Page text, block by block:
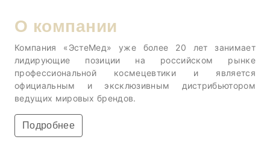
О компании
Компания «ЭстеМед» уже более 20 лет занимает
лидирующие позиции на российском рынке
профессиональной космецевтики и является
официальным и эксклюзивным дистрибьютором
ведущих мировых брендов.
Подробнее